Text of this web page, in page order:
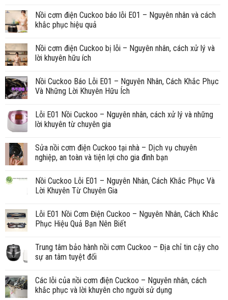
Nồi cơm điện Cuckoo báo lỗi E01 – Nguyên nhân và cách
khắc phục hiệu quả
Nồi cơm điện Cuckoo bị lỗi – Nguyên nhân, cách xử lý và
lời khuyên hữu ích
Nồi Cuckoo Báo Lỗi E01 – Nguyên Nhân, Cách Khắc Phục
Và Những Lời Khuyên Hữu Ích
Lỗi E01 Nồi Cuckoo – Nguyên nhân, cách xử lý và những
lời khuyên từ chuyên gia
Sửa nồi cơm điện Cuckoo tại nhà – Dịch vụ chuyên
nghiệp, an toàn và tiện lợi cho gia đình bạn
Nồi Cuckoo Lỗi E01 – Nguyên Nhân, Cách Khắc Phục Và
Lời Khuyên Từ Chuyên Gia
Lỗi E01 Nồi Cơm Điện Cuckoo – Nguyên Nhân, Cách Khắc
Phục Hiệu Quả Bạn Nên Biết
Trung tâm bảo hành nồi cơm Cuckoo – Địa chỉ tin cậy cho
sự an tâm tuyệt đối
Các lỗi của nồi cơm điện Cuckoo – Nguyên nhân, cách
khắc phục và lời khuyên cho người sử dụng